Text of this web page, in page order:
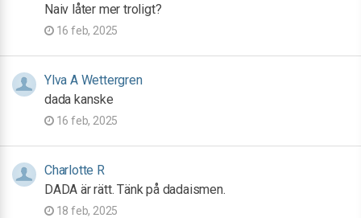
Naiv låter mer troligt?
16 feb, 2025
Ylva A Wettergren
dada kanske
16 feb, 2025
Charlotte R
DADA är rätt. Tänk på dadaismen.
18 feb, 2025